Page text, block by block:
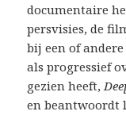
documentaire
persvisies, de
bij een of
als progressief
gezien heeft,
en beantwoordt